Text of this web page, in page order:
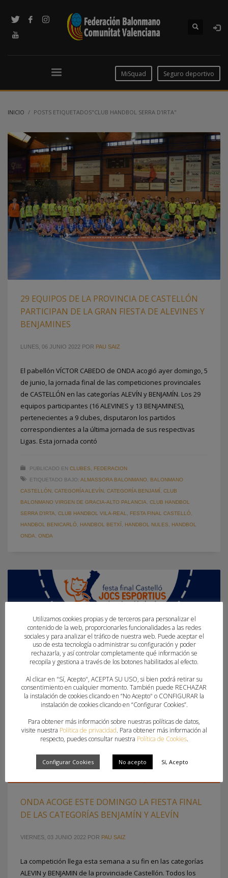
MiSquad Seguro deportivo
INICIO POSTS ETIQUETADOS"CLUB HANDBOL SERRA D'IRTA"
29 EQUIPOS DE LA PROVINCIA DE CASTELLÓN
PARTICIPAN DE LA GRAN FIESTA DE ALEVINES Y
BENJAMINES
LUNES, 06 JUNIO 2022 POR PAU SAIZ
El pabellón VÍCTOR CABEDO de ONDA acogió ayer domingo, 5
de junio, la jornada final de las competiciones provinciales
de CASTELLÓN en las categorías ALEVÍN y BENJAMÍN. Los 29
equipos participantes (16 ALEVINES y 13 BENJAMINES),
pertenecientes a 9 clubes, disputaron los partidos
correspondientes a la última jornada de sus respectivas
Ligas. Esta jornada contó
PUBLICADO EN CLUBES
FEDERACION
ETIQUETADO BAJO: ALMASSORA BALONMANO
BALONMANO
CASTELLÓN CATEGORÍA ALEVÍN CATEGORÍA BENJAMÍ
CLUB
BALONMANO VIRGEN DE GRACIA-ALTO PALANCIA
CLUB HANDBOL
SERRA D'IRTA
CLUB HANDBOL VILA-REAL FESTA FINAL CASTELLÓ
HANDBOL BENICARLÓ
HANDBOL BETXÍ HANDBOL NULES
HANDBOL
ONDA
ONDA
ONDA ACOGE ESTE DOMINGO LA FIESTA FINAL
DE LAS CATEGORÍAS BENJAMÍN Y ALEVÍN
VIERNES, 03 JUNIO 2022 POR PAU SAIZ
La competición llega esta semana a su fin en las categorías
ALEVIN y BENJAMIN de la provinciade Castellón. Todos los
Utilizamos cookies propias y de terceros para personalizar el
contenido de la web, proporcionarles funcionalidades a las redes
sociales y para analizar el tráfico de nuestra web. Puede aceptar el
uso de esta tecnología o administrar su configuración y poder
rechazarla, y así controlar completamente qué información se
recopila y gestiona a través de los botones habilitados al efecto.
Al clicar en "Sí, Acepto", ACEPTA SU USO, si bien podrá retirar su
consentimiento en cualquier momento. También puede RECHAZAR
la instalación de cookies clicando en “No Acepto" o CONFIGURAR la
instalación de cookies clicando en “Configurar Cookies”.
Para obtener más información sobre nuestras políticas de datos,
visite nuestra Política de privacidad. Para obtener más información al
respecto, puedes consultar nuestra Política de Cookies.
Configurar Cookies No acepto Sí, Acepto